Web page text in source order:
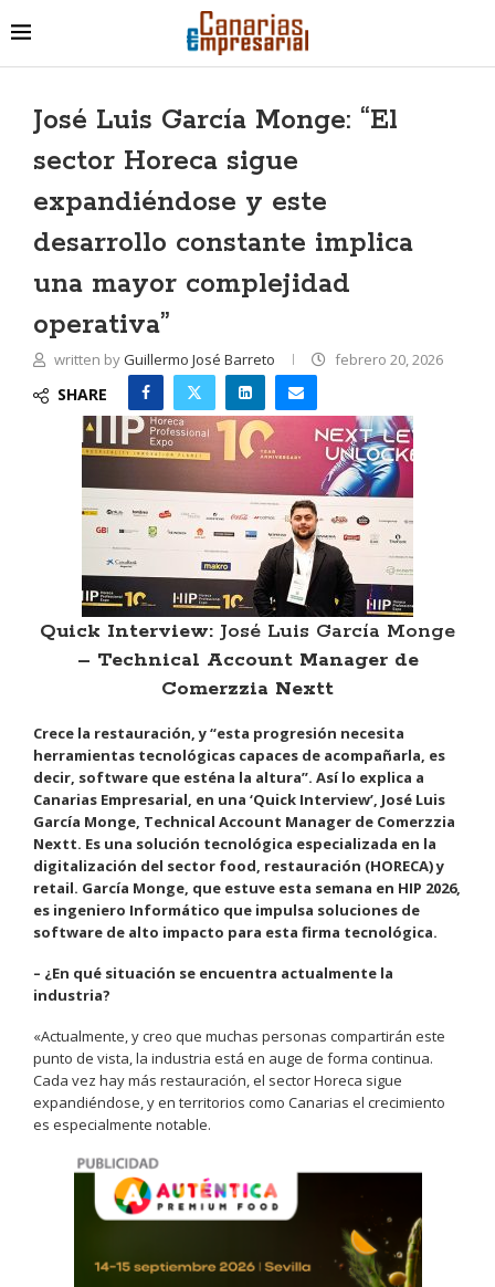
José Luis García Monge: “El
sector Horeca sigue
expandiéndose y este
desarrollo constante implica
una mayor complejidad
operativa”
written byGuillermo José Barreto febrero 20, 2026
SHARE
Quick Interview: José Luis García Monge
– Technical Account Manager de
Comerzzia Nextt
Crece la restauración, y “esta progresión necesita
herramientas tecnológicas capaces de acompañarla, es
decir, software que esténa la altura”. Así lo explica a
Canarias Empresarial, en una ‘Quick Interview’, José Luis
García Monge, Technical Account Manager de Comerzzia
Nextt. Es una solución tecnológica especializada en la
digitalización del sector food, restauración (HORECA) y
retail. García Monge, que estuve esta semana en HIP 2026,
es ingeniero Informático que impulsa soluciones de
software de alto impacto para esta firma tecnológica.
– ¿En qué situación se encuentra actualmente la
industria?
«Actualmente, y creo que muchas personas compartirán este
punto de vista, la industria está en auge de forma continua.
Cada vez hay más restauración, el sector Horeca sigue
expandiéndose, y en territorios como Canarias el crecimiento
es especialmente notable.